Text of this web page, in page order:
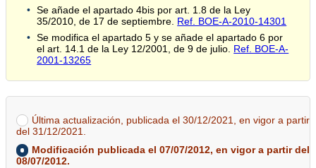
Se añade el apartado 4bis por art. 1.8 de la Ley
35/2010, de 17 de septiembre. Ref. BOE-A-2010-14301
Se modifica el apartado 5 y se añade el apartado 6 por
el art. 14.1 de la Ley 12/2001, de 9 de julio. Ref. BOE-A-
2001-13265
Última actualización, publicada el 30/12/2021, en vigor a partir
del 31/12/2021.
Modificación publicada el 07/07/2012, en vigor a partir del
08/07/2012.